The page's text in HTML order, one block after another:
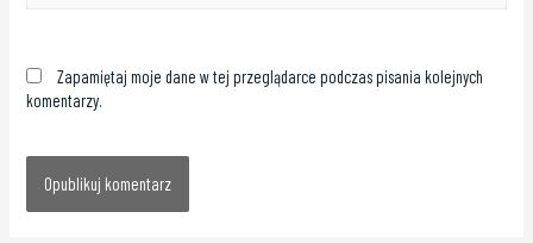
Zapamiętaj moje dane w tej przeglądarce podczas pisania kolejnych
komentarzy.